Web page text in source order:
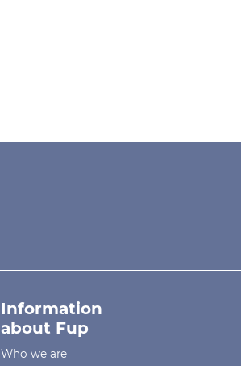
Information
about Fup
Who we are